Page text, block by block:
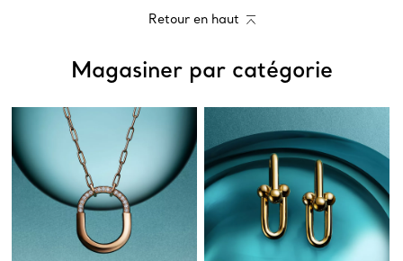
Retour en haut
Magasiner par catégorie